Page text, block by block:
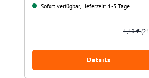
Sofort verfügbar, Lieferzeit: 1-5 Tage
1,19 €
Details